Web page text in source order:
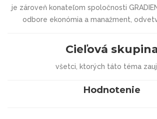
je zároveň konateľom spoločnosti
odbore ekonómia a manažment,
Cieľová
všetci, ktorých táto téma
Hodnotenie